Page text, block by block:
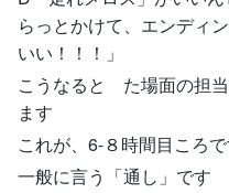
らっとかけて、エンディ
いい！！！」
こうなると た場面の担
ます
これが、6-８時間目ころ
一般に言う「通し」です